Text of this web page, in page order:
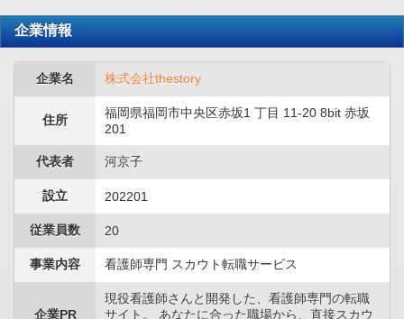
企業情報
企業名 株式会社thestory
住所
福岡県福岡市中央区赤坂1 丁目 11-20 8bit 赤坂
201
代表者 河京子
設立 202201
従業員数 20
事業内容 看護師専門 スカウト転職サービス
企業PR
現役看護師さんと開発した、看護師専門の転職
サイト。 あなたに合った職場から、直接スカウ